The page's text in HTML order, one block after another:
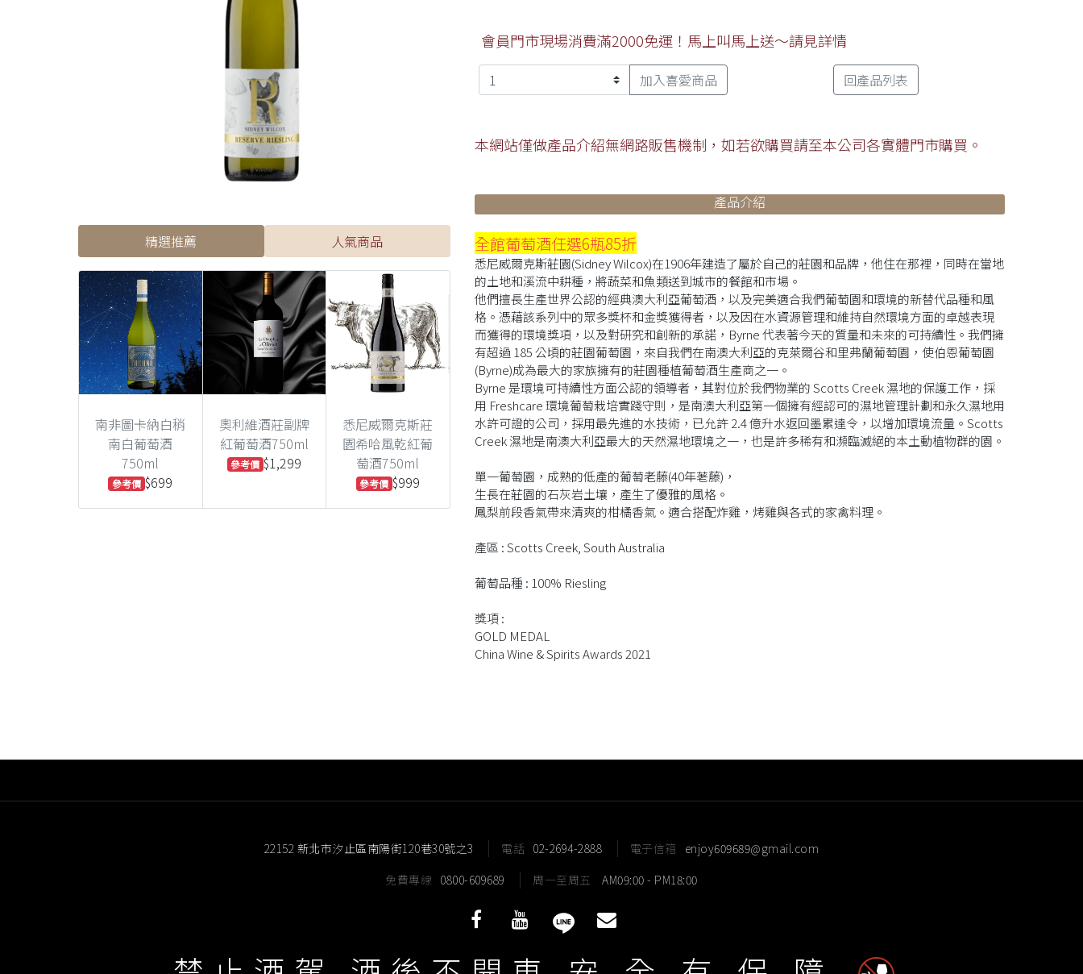
精選推薦 人氣商品
南非圖卡納白稍
南白葡萄酒
750ml
參考價 $699
奧利維酒莊副牌
紅葡萄酒750ml
參考價 $1,299
悉尼威爾克斯莊
園希哈風乾紅葡
萄酒750ml
參考價 $999
會員門市現場消費滿2000免運！馬上叫馬上送～請見詳情
加入喜愛商品 回產品列表
本網站僅做產品介紹無網路販售機制，如若欲購買請至本公司各實體門市購買。
產品介紹
全館葡萄酒任選6瓶85折
悉尼威爾克斯莊園(Sidney Wilcox)在1906年建造了屬於自己的莊園和品牌，他住在那裡，同時在當地
的土地和溪流中耕種，將蔬菜和魚類送到城市的餐館和市場。
他們擅長生產世界公認的經典澳大利亞葡萄酒，以及完美適合我們葡萄園和環境的新替代品種和風
格。憑藉該系列中的眾多獎杯和金獎獲得者，以及因在水資源管理和維持自然環境方面的卓越表現
而獲得的環境獎項，以及對研究和創新的承諾，Byrne 代表著今天的質量和未來的可持續性。我們擁
有超過 185 公頃的莊園葡萄園，來自我們在南澳大利亞的克萊爾谷和里弗蘭葡萄園，使伯恩葡萄園
(Byrne)成為最大的家族擁有的莊園種植葡萄酒生產商之一。
Byrne 是環境可持續性方面公認的領導者，其對位於我們物業的 Scotts Creek 濕地的保護工作，採
用 Freshcare 環境葡萄栽培實踐守則，是南澳大利亞第一個擁有經認可的濕地管理計劃和永久濕地用
水許可證的公司，採用最先進的水技術，已允許 2.4 億升水返回墨累達令，以增加環境流量。Scotts
Creek 濕地是南澳大利亞最大的天然濕地環境之一，也是許多稀有和瀕臨滅絕的本土動植物群的園。
單一葡萄園，成熟的低產的葡萄老藤(40年荖藤)，
生長在莊園的石灰岩土壤，產生了優雅的風格。
鳳梨前段香氣帶來清爽的柑橘香氣。適合搭配炸雞，烤雞與各式的家禽料理。
產區 : Scotts Creek, South Australia
葡萄品種 : 100% Riesling
獎項 :
GOLD MEDAL
China Wine & Spirits Awards 2021
22152 新北市汐止區南陽街120巷30號之3 電話 02-2694-2888 電子信箱
enjoy609689@gmail.com
免費專線 0800-609689 周一至周五 AM09:00 - PM18:00
酒條通洋酒 JIO Group Corp. © All Rights Reserved.